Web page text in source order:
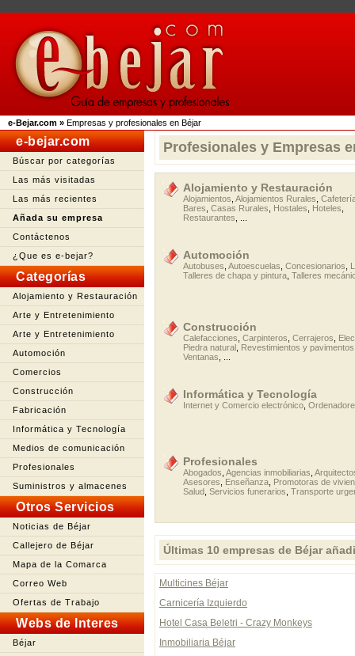
e-Bejar.com » Empresas y profesionales en Béjar
e-bejar.com
Búscar por categorías
Las más visitadas
Las más recientes
Añada su empresa
Contáctenos
¿Que es e-bejar?
Categorías
Alojamiento y Restauración
Arte y Entretenimiento
Arte y Entretenimiento
Automoción
Comercios
Construcción
Fabricación
Informática y Tecnología
Medios de comunicación
Profesionales
Suministros y almacenes
Otros Servicios
Noticias de Béjar
Callejero de Béjar
Mapa de la Comarca
Correo Web
Ofertas de Trabajo
Webs de Interes
Béjar
Profesionales y Empresas
Alojamiento y Restauración
Alojamientos Alojamientos Rurales
Bares Casas Rurales Hostales Hoteles
Restaurantes
Automoción
Autobuses Autoescuelas Concesionarios
Talleres de chapa y pintura Talleres
Construcción
Calefacciones Carpinteros Cerrajeros
Piedra natural Revestimientos y pavimentos
Ventanas
Informática y Tecnología
Internet y Comercio electrónico
Profesionales
Abogados Agencias inmobiliarias
Asesores
Enseñanza Promotoras de
Salud Servicios funerarios Transporte
Últimas 10 empresas de Béjar
Multicines Béjar
Carnicería Izquierdo
Hotel Casa Beletri - Crazy Monkeys
Inmobiliaria Béjar